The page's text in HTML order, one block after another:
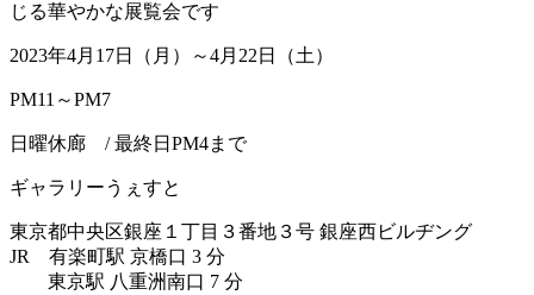
じる華やかな展覧会です
2023年4月17日（月）～4月22日（土）
PM11～PM7
日曜休廊 / 最終日PM4まで
ギャラリーうぇすと
東京都中央区銀座１丁目３番地３号 銀座西ビルヂング
JR 有楽町駅 京橋口 3 分
東京駅 八重洲南口 7 分